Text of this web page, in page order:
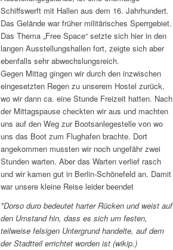
Schiffswerft mit Hallen aus dem 16. Jahrhundert.
Das Gelände war früher militärisches Sperrgebiet.
Das Thema „Free Space“ setzte sich hier in den
langen Ausstellungshallen fort, zeigte sich aber
ebenfalls sehr abwechslungsreich.
Gegen Mittag gingen wir durch den inzwischen
eingesetzten Regen zu unserem Hostel zurück,
wo wir dann ca. eine Stunde Freizeit hatten. Nach
der Mittagspause checkten wir aus und machten
uns auf den Weg zur Bootsanlegestelle von wo
uns das Boot zum Flughafen brachte. Dort
angekommen mussten wir noch ungefähr zwei
Stunden warten. Aber das Warten verlief rasch
und wir kamen gut in Berlin-Schönefeld an. Damit
war unsere kleine Reise leider beendet
*Dorso duro bedeutet harter Rücken und weist auf
den Umstand hin, dass es sich um festen,
teilweise felsigen Untergrund handelte, auf dem
der Stadtteil errichtet worden ist (wikip.)